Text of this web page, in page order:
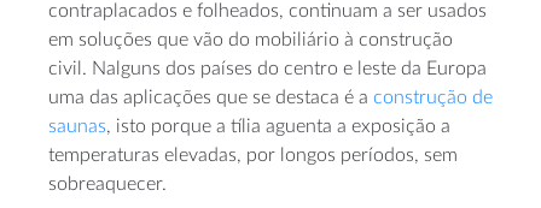
contraplacados e folheados, continuam a ser usados
em soluções que vão do mobiliário à construção
civil. Nalguns dos países do centro e leste da Europa
uma das aplicações que se destaca é a construção de
saunas, isto porque a tília aguenta a exposição a
temperaturas elevadas, por longos períodos, sem
sobreaquecer.